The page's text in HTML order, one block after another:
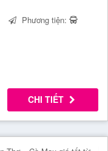
Phương tiện:
CHI TIẾT